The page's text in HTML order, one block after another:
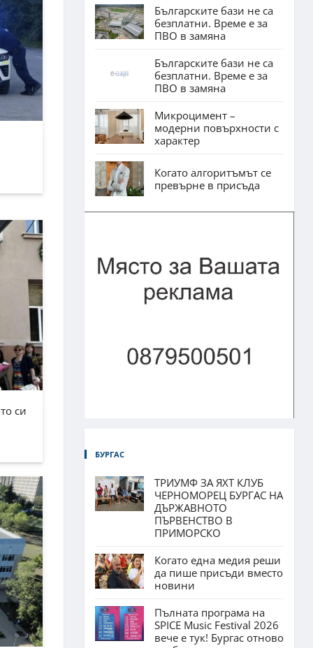
си
Българските бази не са
безплатни. Време е за
ПВО в замяна
Българските бази не са
безплатни. Време е за
ПВО в замяна
Микроцимент –
модерни повърхности с
характер
Когато алгоритъмът се
превърне в присъда
БУРГАС
ТРИУМФ ЗА ЯХТ КЛУБ
ЧЕРНОМОРЕЦ БУРГАС НА
ДЪРЖАВНОТО
ПЪРВЕНСТВО В
ПРИМОРСКО
Когато една медия реши
да пише присъди вместо
новини
Пълната програма на
SPICE Music Festival 2026
вече е тук! Бургас отново